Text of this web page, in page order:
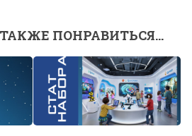
ПОНРАВИТЬСЯ...